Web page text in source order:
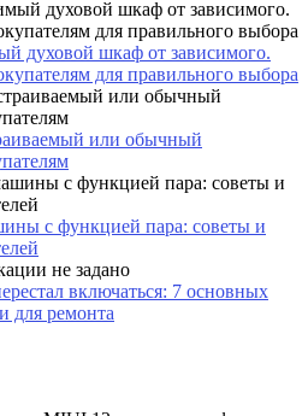
духовой шкаф от зависимого.
для правильного выбора
или обычный
с функцией пара: советы и
включаться: 7 основных
для ремонта